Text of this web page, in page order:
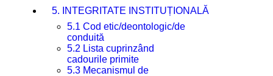
5. INTEGRITATE INSTITUȚIONALĂ
5.1 Cod etic/deontologic/de
conduită
5.2 Lista cuprinzând
cadourile primite
5.3 Mecanismul de